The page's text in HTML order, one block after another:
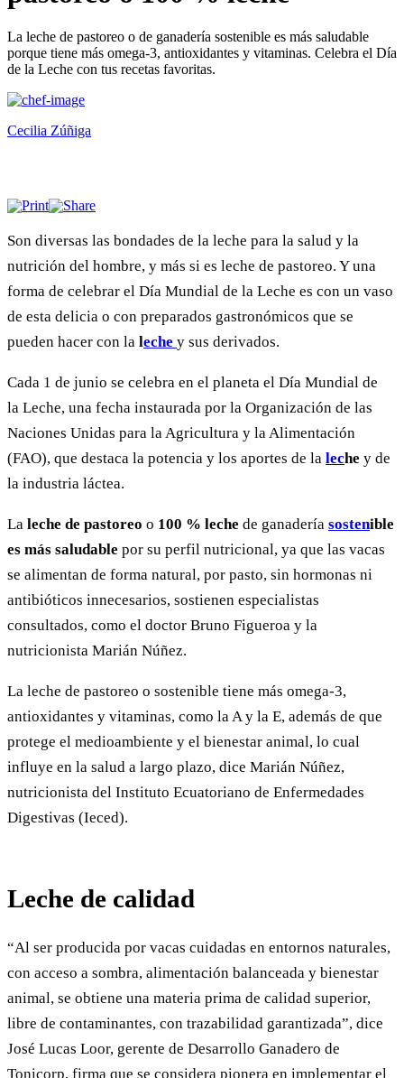
La leche de pastoreo o de ganadería sostenible es más saludable
porque tiene más omega-3, antioxidantes y vitaminas. Celebra el Día
de la Leche con tus recetas favoritas.
Cecilia Zúñiga
Son diversas las bondades de la leche para la salud y la
nutrición del hombre, y más si es leche de pastoreo. Y una
forma de celebrar el Día Mundial de la Leche es con un vaso
de esta delicia o con preparados gastronómicos que se
pueden hacer con la leche y sus derivados.
Cada 1 de junio se celebra en el planeta el Día Mundial de
la Leche, una fecha instaurada por la Organización de las
Naciones Unidas para la Agricultura y la Alimentación
(FAO), que destaca la potencia y los aportes de la leche y de
la industria láctea.
La leche de pastoreo o 100 % leche de ganadería sostenible
es más saludable por su perfil nutricional, ya que las vacas
se alimentan de forma natural, por pasto, sin hormonas ni
antibióticos innecesarios, sostienen especialistas
consultados, como el doctor Bruno Figueroa y la
nutricionista Marián Núñez.
La leche de pastoreo o sostenible tiene más omega-3,
antioxidantes y vitaminas, como la A y la E, además de que
protege el medioambiente y el bienestar animal, lo cual
influye en la salud a largo plazo, dice Marián Núñez,
nutricionista del Instituto Ecuatoriano de Enfermedades
Digestivas (Ieced).
Leche de calidad
“Al ser producida por vacas cuidadas en entornos naturales,
con acceso a sombra, alimentación balanceada y bienestar
animal, se obtiene una materia prima de calidad superior,
libre de contaminantes, con trazabilidad garantizada”, dice
José Lucas Loor, gerente de Desarrollo Ganadero de
Tonicorp, firma que se considera pionera en implementar el